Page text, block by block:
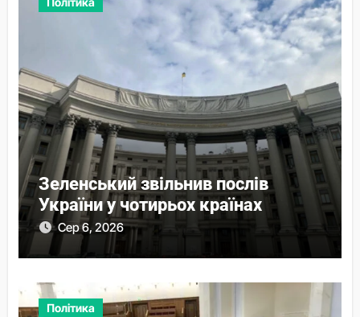
Зеленський звільнив послів
України у чотирьох країнах
Сер 6, 2026
Політика